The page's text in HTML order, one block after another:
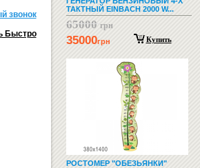
звонок
Быстро
ТАКТНЫЙ EINBACH 2000 W...
65000 грн
35000грн Купить
РОСТОМЕР "ОБЕЗЬЯНКИ"